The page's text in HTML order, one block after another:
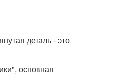
деталь - это
основная